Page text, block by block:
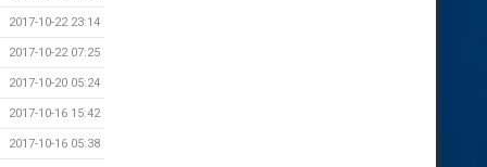
2017-10-22 23:14
2017-10-22 07:25
2017-10-20 05:24
2017-10-16 15:42
2017-10-16 05:38